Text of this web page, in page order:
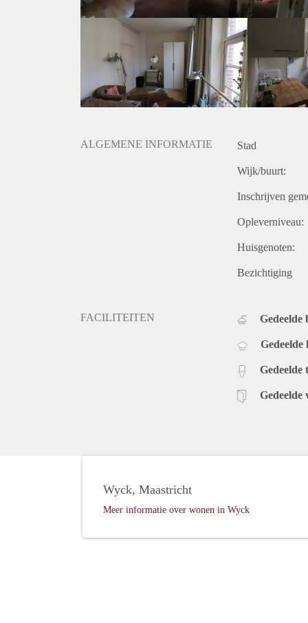
ALGEMENE INFORMATIE Stad
Wijk/buurt:
Inschrijven
Opleverniveau:
Huisgenoten:
Bezichtiging
FACILITEITEN Gedeelde
Gedeelde
Gedeelde
Gedeelde
Wyck, Maastricht
Meer informatie over wonen in Wyck